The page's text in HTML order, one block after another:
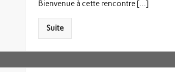
Bienvenue à cette rencontre […]
Suite